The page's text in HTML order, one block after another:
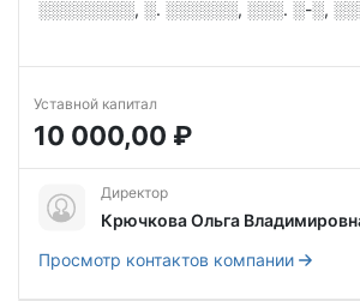
░░░░░░░░, ░. ░░░░░░, ░░░. ░-░,
Уставной капитал
10 000,00 ₽
Директор
Крючкова Ольга
Просмотр контактов компании